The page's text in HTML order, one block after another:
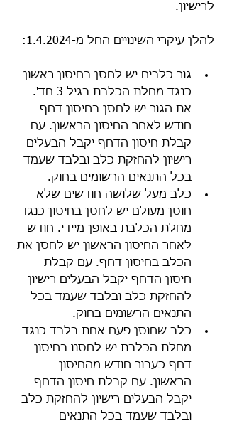
לרישיון.
להלן עיקרי השינויים החל מ-1.4.2024:
גור כלבים יש לחסן בחיסון ראשון
כנגד מחלת הכלבת בגיל 3 חד'.
את הגור יש לחסן בחיסון דחף
חודש לאחר החיסון הראשון. עם
קבלת חיסון הדחף יקבל הבעלים
רישיון להחזקת כלב ובלבד שעמד
בכל התנאים הרשומים בחוק.
כלב מעל שלושה חודשים שלא
חוסן מעולם יש לחסן בחיסון כנגד
מחלת הכלבת באופן מיידי. חודש
לאחר החיסון הראשון יש לחסן את
הכלב בחיסון דחף. עם קבלת
חיסון הדחף יקבל הבעלים רישיון
להחזקת כלב ובלבד שעמד בכל
התנאים הרשומים בחוק.
כלב שחוסן פעם אחת בלבד כנגד
מחלת הכלבת יש לחסנו בחיסון
דחף כעבור חודש מהחיסון
הראשון. עם קבלת חיסון הדחף
יקבל הבעלים רישיון להחזקת כלב
ובלבד שעמד בכל התנאים